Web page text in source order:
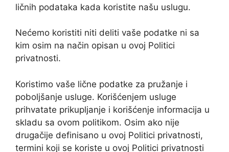
ličnih podataka kada koristite našu uslugu.
Nećemo koristiti niti deliti vaše podatke ni sa
kim osim na način opisan u ovoj Politici
privatnosti.
Koristimo vaše lične podatke za pružanje i
poboljšanje usluge. Korišćenjem usluge
prihvatate prikupljanje i korišćenje informacija u
skladu sa ovom politikom. Osim ako nije
drugačije definisano u ovoj Politici privatnosti,
termini koji se koriste u ovoj Politici privatnosti